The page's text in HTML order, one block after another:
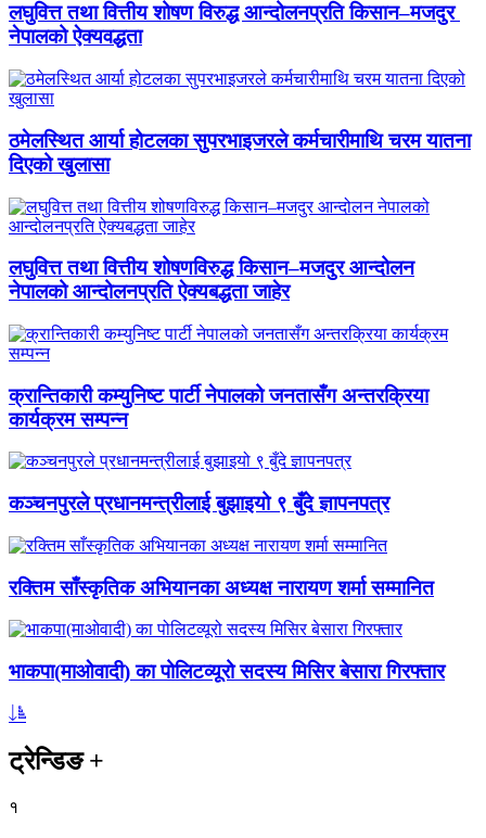
लघुवित्त तथा वित्तीय शोषण विरुद्ध आन्दोलनप्रति किसान–मजदुर
नेपालको ऐक्यवद्धता
ठमेलस्थित आर्या होटलका सुपरभाइजरले कर्मचारीमाथि चरम यातना
दिएको खुलासा
लघुवित्त तथा वित्तीय शोषणविरुद्ध किसान–मजदुर आन्दोलन
नेपालको आन्दोलनप्रति ऐक्यबद्धता जाहेर
क्रान्तिकारी कम्युनिष्ट पार्टी नेपालको जनतासँग अन्तरक्रिया
कार्यक्रम सम्पन्न
कञ्चनपुरले प्रधानमन्त्रीलाई बुझाइयो ९ बुँदे ज्ञापनपत्र
रक्तिम साँस्कृतिक अभियानका अध्यक्ष नारायण शर्मा सम्मानित
भाकपा(माओवादी) का पोलिटव्यूरो सदस्य मिसिर बेसारा गिरफ्तार
ट्रेन्डिङ+
१